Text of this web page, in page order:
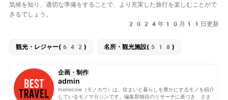
気候を知り、適切な準備をすることで、より充実した旅行を楽しむことがで
きるでしょう。
2024年10月11日更新
観光・レジャー(642) 名所・観光施設(518)
企画・制作
admin
monocow（モノカウ）は、住まいと暮らしを豊かにするモノを紹介
しているモノマガジンです。編集部独自のリサーチに基づき、さま